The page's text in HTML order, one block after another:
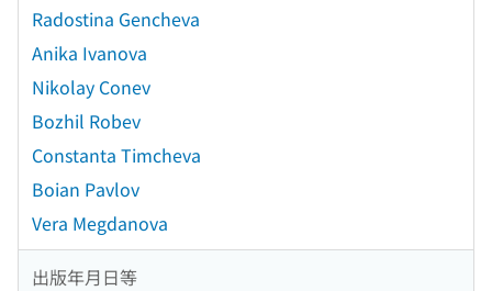
Radostina Gencheva
Anika Ivanova
Nikolay Conev
Bozhil Robev
Constanta Timcheva
Boian Pavlov
Vera Megdanova
出版年月日等